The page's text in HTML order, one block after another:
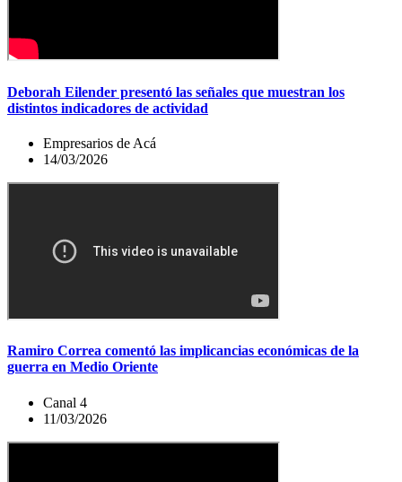
Deborah Eilender presentó las señales que muestran los
distintos indicadores de actividad
Empresarios de Acá
14/03/2026
Ramiro Correa comentó las implicancias económicas de la
guerra en Medio Oriente
Canal 4
11/03/2026